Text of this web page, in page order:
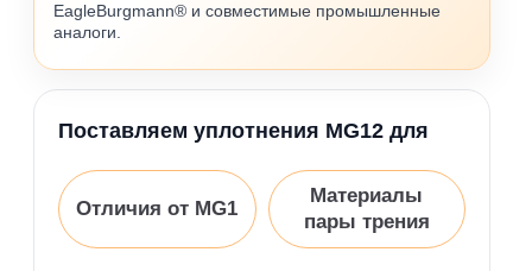
EagleBurgmann® и совместимые промышленные
аналоги.
Поставляем уплотнения MG12 для
Отличия от MG1
Материалы
пары трения